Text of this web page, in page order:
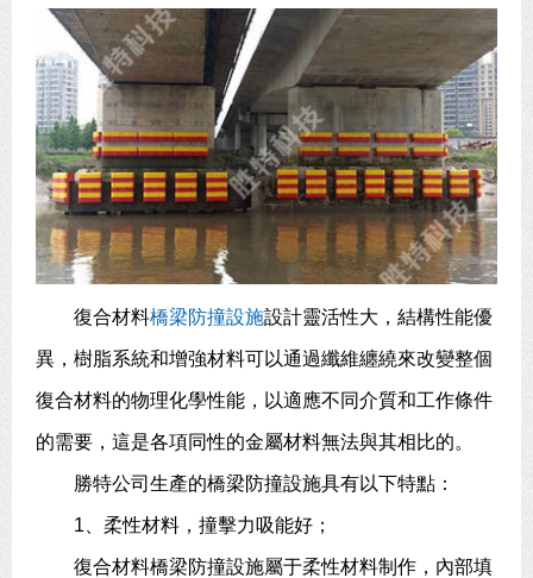
復合材料橋梁防撞設施設計靈活性大，結構性能優
異，樹脂系統和增強材料可以通過纖維纏繞來改變整個
復合材料的物理化學性能，以適應不同介質和工作條件
的需要，這是各項同性的金屬材料無法與其相比的。
勝特公司生產的橋梁防撞設施具有以下特點：
1、柔性材料，撞擊力吸能好；
復合材料橋梁防撞設施屬于柔性材料制作，內部填